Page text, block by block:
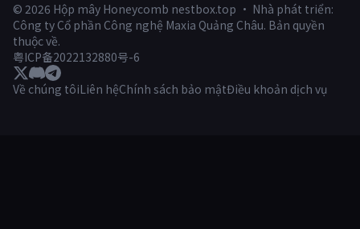
© 2026 Hộp mây Honeycomb nestbox.top · Nhà phát triển:
Công ty Cổ phần Công nghệ Maxia Quảng Châu. Bản quyền
thuộc về.
粤ICP备2022132880号-6
Về chúng tôiLiên hệChính sách bảo mậtĐiều khoản dịch vụ